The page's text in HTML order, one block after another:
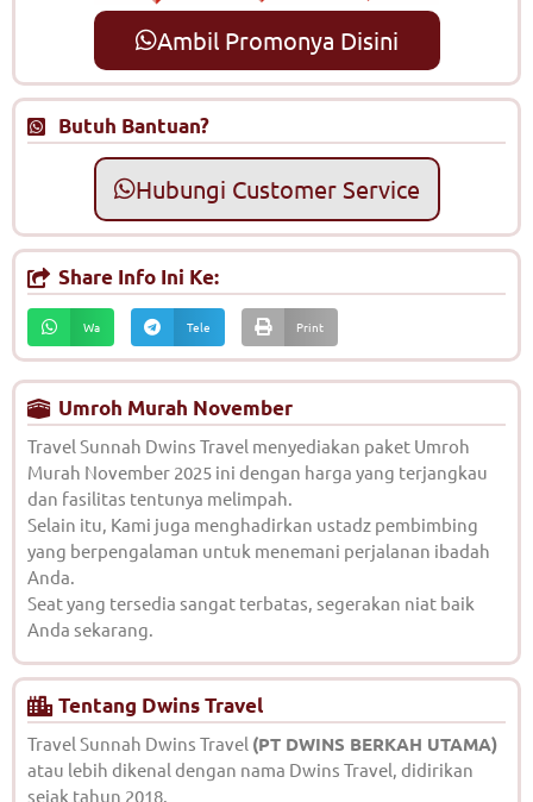
Ambil Promonya Disini
Butuh Bantuan?
Hubungi Customer Service
Share Info Ini Ke:
Wa Tele Print
Umroh Murah November
Travel Sunnah Dwins Travel menyediakan paket Umroh
Murah November 2025 ini dengan harga yang terjangkau
dan fasilitas tentunya melimpah.
Selain itu, Kami juga menghadirkan ustadz pembimbing
yang berpengalaman untuk menemani perjalanan ibadah
Anda.
Seat yang tersedia sangat terbatas, segerakan niat baik
Anda sekarang.
Tentang Dwins Travel
Travel Sunnah Dwins Travel (PT DWINS BERKAH UTAMA)
atau lebih dikenal dengan nama Dwins Travel, didirikan
sejak tahun 2018.